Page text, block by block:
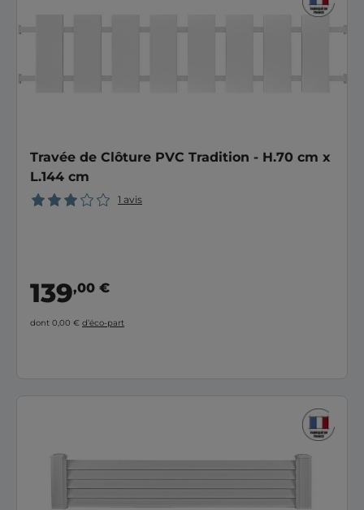
Travée de Clôture PVC Tradition - H.70 cm x
L.144 cm
1 avis
139,00 €
dont 0,00 € d’éco-part